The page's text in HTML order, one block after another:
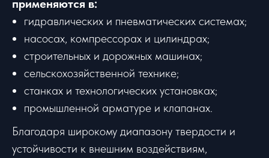
применяются в:
гидравлических и пневматических системах;
насосах, компрессорах и цилиндрах;
строительных и дорожных машинах;
сельскохозяйственной технике;
станках и технологических установках;
промышленной арматуре и клапанах.
Благодаря широкому диапазону твердости и
устойчивости к внешним воздействиям,